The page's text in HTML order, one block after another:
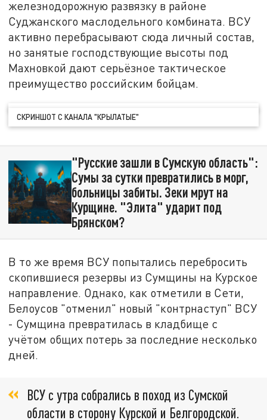
железнодорожную развязку в районе
Суджанского маслодельного комбината. ВСУ
активно перебрасывают сюда личный состав,
но занятые господствующие высоты под
Махновкой дают серьёзное тактическое
преимущество российским бойцам.
СКРИНШОТ С КАНАЛА "КРЫЛАТЫЕ"
"Русские зашли в Сумскую область":
Сумы за сутки превратились в морг,
больницы забиты. Зеки мрут на
Курщине. "Элита" ударит под
Брянском?
В то же время ВСУ попытались перебросить
скопившиеся резервы из Сумщины на Курское
направление. Однако, как отметили в Сети,
Белоусов "отменил" новый "контрнаступ" ВСУ
- Сумщина превратилась в кладбище с
учётом общих потерь за последние несколько
дней.
ВСУ с утра собрались в поход из Сумской
области в сторону Курской и Белгородской.